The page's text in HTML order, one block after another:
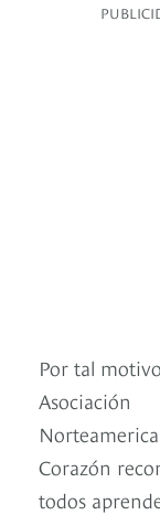
Por tal
Asociación
Corazón
todos